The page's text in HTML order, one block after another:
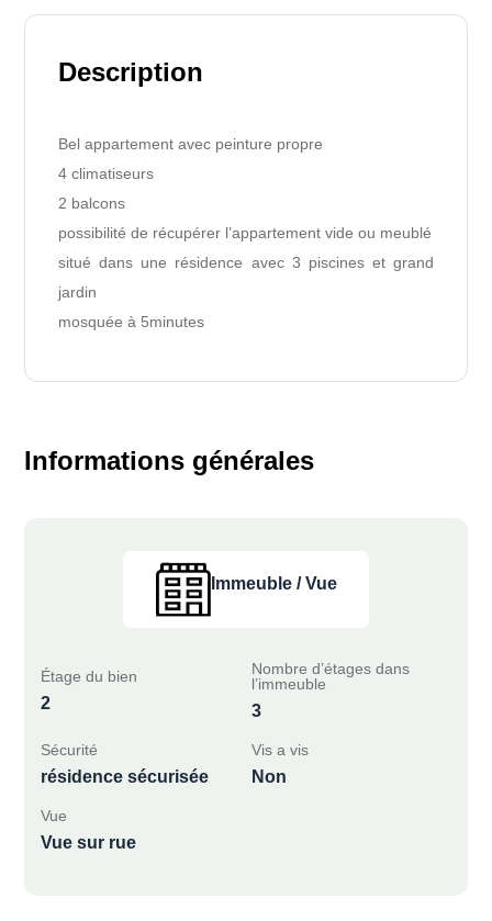
Description
Bel appartement avec peinture propre
4 climatiseurs
2 balcons
possibilité de récupérer l’appartement vide ou meublé
situé dans une résidence avec 3 piscines et grand
jardin
mosquée à 5minutes
Informations générales
Immeuble / Vue
Étage du bien
2
Nombre d’étages dans
l’immeuble
3
Sécurité
résidence sécurisée
Vis a vis
Non
Vue
Vue sur rue